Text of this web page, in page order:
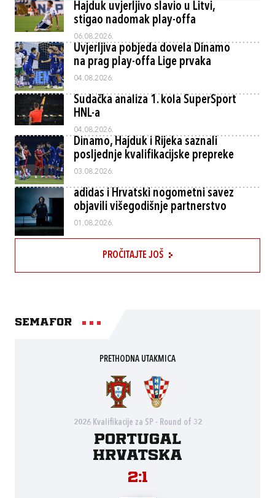
Hajduk uvjerljivo slavio u Litvi,
stigao nadomak play-offa
06.08.2026.
Uvjerljiva pobjeda dovela Dinamo
na prag play-offa Lige prvaka
04.08.2026.
Sudačka analiza 1. kola SuperSport
HNL-a
04.08.2026.
Dinamo, Hajduk i Rijeka saznali
posljednje kvalifikacijske prepreke
03.08.2026.
adidas i Hrvatski nogometni savez
objavili višegodišnje partnerstvo
01.08.2026.
PROČITAJTE JOŠ
Semafor
PRETHODNA UTAKMICA
2026 Kvalifikacije za SP - Round of 32
Portugal
Hrvatska
2:1